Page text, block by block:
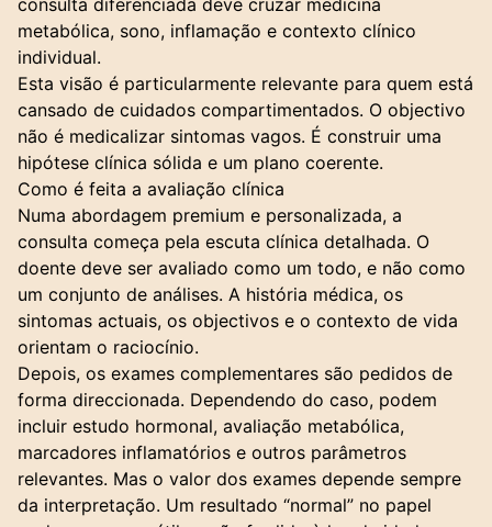
consulta diferenciada deve cruzar medicina
metabólica, sono, inflamação e contexto clínico
individual.
Esta visão é particularmente relevante para quem está
cansado de cuidados compartimentados. O objectivo
não é medicalizar sintomas vagos. É construir uma
hipótese clínica sólida e um plano coerente.
Como é feita a avaliação clínica
Numa abordagem premium e personalizada, a
consulta começa pela escuta clínica detalhada. O
doente deve ser avaliado como um todo, e não como
um conjunto de análises. A história médica, os
sintomas actuais, os objectivos e o contexto de vida
orientam o raciocínio.
Depois, os exames complementares são pedidos de
forma direccionada. Dependendo do caso, podem
incluir estudo hormonal, avaliação metabólica,
marcadores inflamatórios e outros parâmetros
relevantes. Mas o valor dos exames depende sempre
da interpretação. Um resultado “normal” no papel